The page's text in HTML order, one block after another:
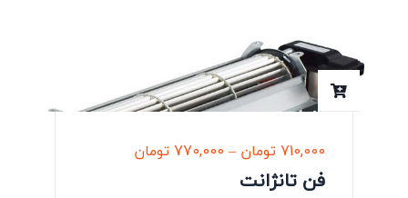
710,000تومان –
770,000تومان
فن تانژانت